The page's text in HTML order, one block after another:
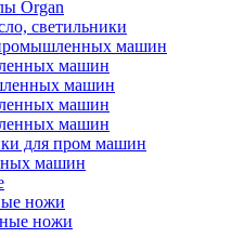
Organ
светильники
машин
машин
машин
машин
машин
для пром машин
машин
ножи
ножи